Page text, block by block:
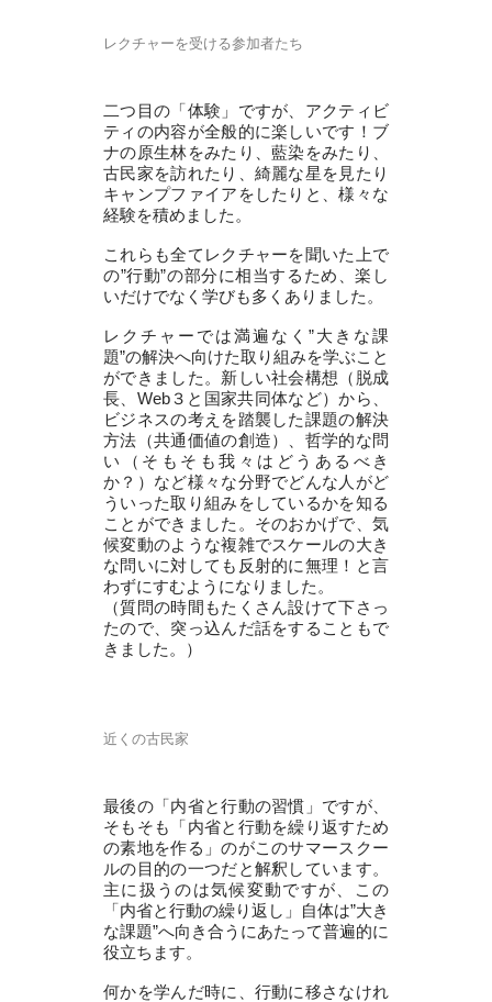
レクチャーを受ける参加者たち
二つ目の「体験」ですが、アクティビ
ティの内容が全般的に楽しいです！ブ
ナの原生林をみたり、藍染をみたり、
古民家を訪れたり、綺麗な星を見たり
キャンプファイアをしたりと、様々な
経験を積めました。
これらも全てレクチャーを聞いた上で
の”行動”の部分に相当するため、楽し
いだけでなく学びも多くありました。
レクチャーでは満遍なく”大きな課
題”の解決へ向けた取り組みを学ぶこと
ができました。新しい社会構想（脱成
長、Web３と国家共同体など）から、
ビジネスの考えを踏襲した課題の解決
方法（共通価値の創造）、哲学的な問
い（そもそも我々はどうあるべき
か？）など様々な分野でどんな人がど
ういった取り組みをしているかを知る
ことができました。そのおかげで、気
候変動のような複雑でスケールの大き
な問いに対しても反射的に無理！と言
わずにすむようになりました。
（質問の時間もたくさん設けて下さっ
たので、突っ込んだ話をすることもで
きました。）
近くの古民家
最後の「内省と行動の習慣」ですが、
そもそも「内省と行動を繰り返すため
の素地を作る」のがこのサマースクー
ルの目的の一つだと解釈しています。
主に扱うのは気候変動ですが、この
「内省と行動の繰り返し」自体は”大き
な課題”へ向き合うにあたって普遍的に
役立ちます。
何かを学んだ時に、行動に移さなけれ